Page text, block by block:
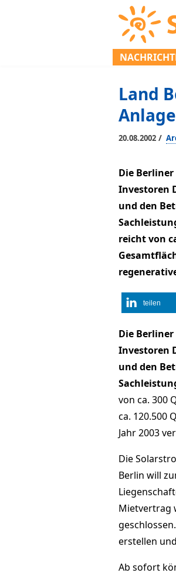
Land
20.08.2002 /
Die
Investoren
und den
reicht von
teilen
Die
Investoren
und den
von ca. 300
ca. 120.500
Jahr 2003
Die
Berlin will
Mietvertrag
erstellen
Ab sofort